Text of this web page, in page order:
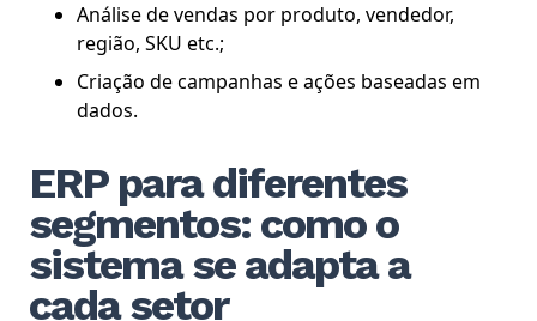
Análise de vendas por produto, vendedor,
região, SKU etc.;
Criação de campanhas e ações baseadas em
dados.
ERP para diferentes
segmentos: como o
sistema se adapta a
cada setor